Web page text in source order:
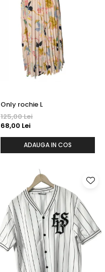
Only rochie L
125,00 Lei
68,00 Lei
ADAUGA IN COS